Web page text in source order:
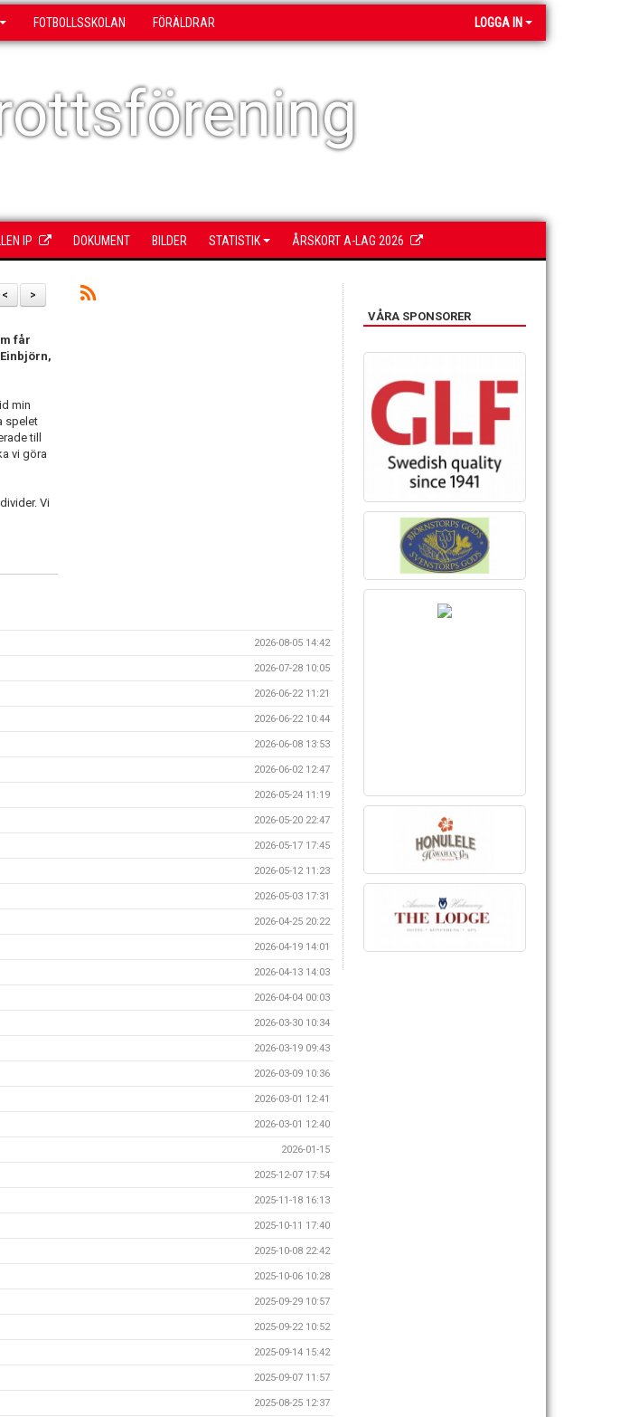
FOTBOLLSSKOLAN FÖRÄLDRAR LOGGA IN
IP DOKUMENT BILDER STATISTIK ÅRSKORT A-LAG 2026
>
<
får
min
spelet
till
vi göra
Vi
2026-08-05 14:42
2026-07-28 10:05
2026-06-22 11:21
2026-06-22 10:44
2026-06-08 13:53
2026-06-02 12:47
2026-05-24 11:19
2026-05-20 22:47
2026-05-17 17:45
2026-05-12 11:23
2026-05-03 17:31
2026-04-25 20:22
2026-04-19 14:01
2026-04-13 14:03
2026-04-04 00:03
2026-03-30 10:34
2026-03-19 09:43
2026-03-09 10:36
2026-03-01 12:41
2026-03-01 12:40
2026-01-15
2025-12-07 17:54
2025-11-18 16:13
2025-10-11 17:40
2025-10-08 22:42
2025-10-06 10:28
2025-09-29 10:57
2025-09-22 10:52
2025-09-14 15:42
2025-09-07 11:57
2025-08-25 12:37
VÅRA SPONSORER